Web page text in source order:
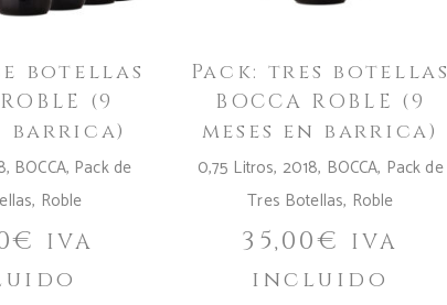
botellas
(9
barrica)
, BOCCA, Pack de
, Roble
€
IVA
Pack: tres botellas
BOCCA ROBLE (9
meses en barrica)
0,75 Litros, 2018, BOCCA, Pack de
Tres Botellas, Roble
35,00€
IVA
incluido